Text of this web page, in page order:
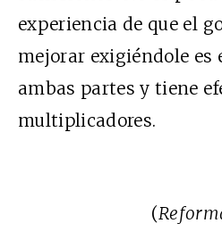
experiencia de que el
mejorar exigiéndole es
ambas partes y tiene
multiplicadores.
(